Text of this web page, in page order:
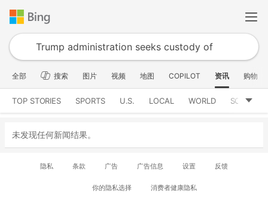
全部 搜索 图片 视频 地图 COPILOT 资讯 购物
TOP STORIES SPORTS U.S. LOCAL WORLD SCIENCE
未发现任何新闻结果。
隐私 条款 广告 广告信息 设置 反馈
你的隐私选择 消费者健康隐私